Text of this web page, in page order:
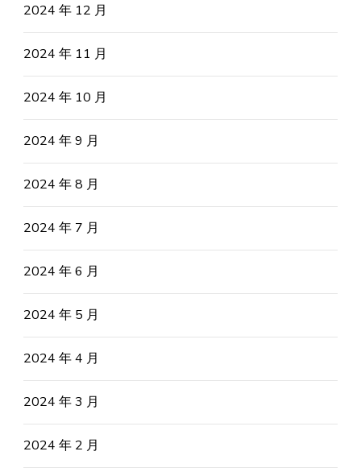
2024 年 12 月
2024 年 11 月
2024 年 10 月
2024 年 9 月
2024 年 8 月
2024 年 7 月
2024 年 6 月
2024 年 5 月
2024 年 4 月
2024 年 3 月
2024 年 2 月